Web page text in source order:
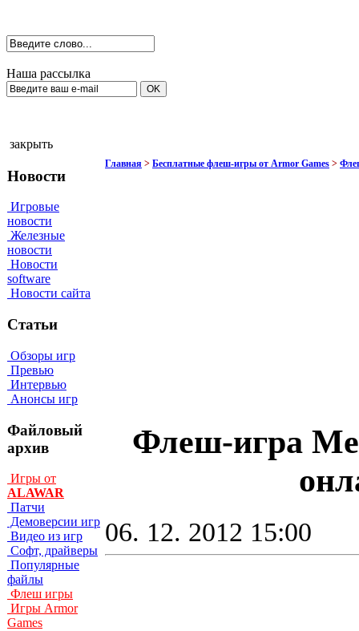
Наша рассылка
закрыть
Новости
Игровые
новости
Железные
новости
Новости
software
Новости сайта
Статьи
Обзоры игр
Превью
Интервью
Анонсы игр
Файловый
архив
Игры от
ALAWAR
Патчи
Демоверсии игр
Видео из игр
Софт, драйверы
Популярные
файлы
Флеш игры
Игры Armor
Games
Главная > Бесплатные флеш-игры от Armor Games >
Флеш-игра
06. 12. 2012 15:00